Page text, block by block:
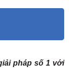
pháp số 1 với